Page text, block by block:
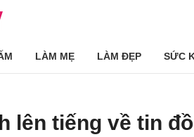
LÀM MẸ LÀM ĐẸP SỨC
lên tiếng về tin